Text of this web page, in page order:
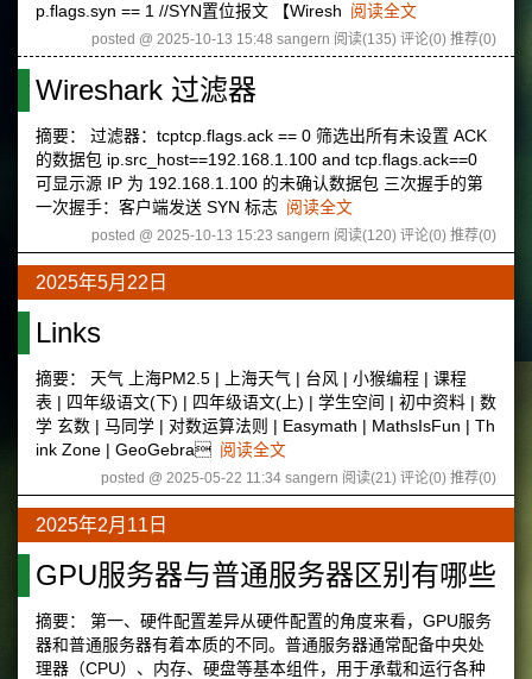
p.flags.syn == 1 //SYN置位报文 【Wiresh 阅读全文
posted @ 2025-10-13 15:48 sangern 阅读(135) 评论(0) 推荐(0)
Wireshark 过滤器
摘要： 过滤器：tcptcp.flags.ack == 0 筛选出所有未设置 ACK
的数据包 ‌ip.src_host==192.168.1.100 and tcp.flags.ack==0
可显示源 IP 为 192.168.1.100 的未确认数据包 ‌三次握手的第
一次握手‌：客户端发送 SYN 标志 阅读全文
posted @ 2025-10-13 15:23 sangern 阅读(120) 评论(0) 推荐(0)
2025年5月22日
Links
摘要： 天气 上海PM2.5 | 上海天气 | 台风 | 小猴编程 | 课程
表 | 四年级语文(下) | 四年级语文(上) | 学生空间 | 初中资料 | 数
学 玄数 | 马同学 | 对数运算法则 | Easymath | MathsIsFun | Th
ink Zone | GeoGebra 阅读全文
posted @ 2025-05-22 11:34 sangern 阅读(21) 评论(0) 推荐(0)
2025年2月11日
GPU服务器与普通服务器区别有哪些
摘要： 第一、硬件配置差异从硬件配置的角度来看，GPU服务
器和普通服务器有着本质的不同。普通服务器通常配备中央处
理器（CPU）、内存、硬盘等基本组件，用于承载和运行各种